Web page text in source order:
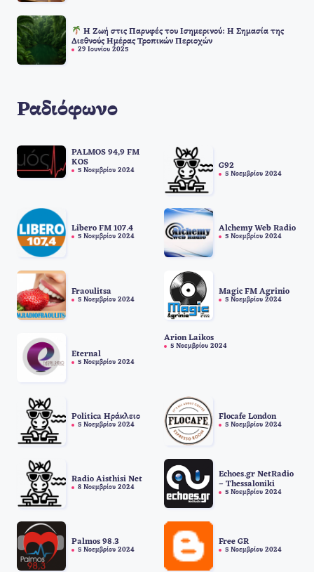
Η Ζωή στις Παρυφές του Ισημερινού: Η Σημασία της
Διεθνούς Ημέρας Τροπικών Περιοχών
29 Ιουνίου 2025
Ραδιόφωνο
PALMOS 94,9 FM
KOS
5 Νοεμβρίου 2024
G92
5 Νοεμβρίου 2024
Libero FM 107.4
5 Νοεμβρίου 2024
Alchemy Web Radio
5 Νοεμβρίου 2024
Fraoulitsa
5 Νοεμβρίου 2024
Magic FM Agrinio
5 Νοεμβρίου 2024
Eternal
5 Νοεμβρίου 2024
Arion Laikos
5 Νοεμβρίου 2024
Politica Ηράκλειο
5 Νοεμβρίου 2024
Flocafe London
5 Νοεμβρίου 2024
Radio Aisthisi Net
8 Νοεμβρίου 2024
Echoes.gr NetRadio
– Thessaloniki
5 Νοεμβρίου 2024
Palmos 98.3
5 Νοεμβρίου 2024
Free GR
5 Νοεμβρίου 2024